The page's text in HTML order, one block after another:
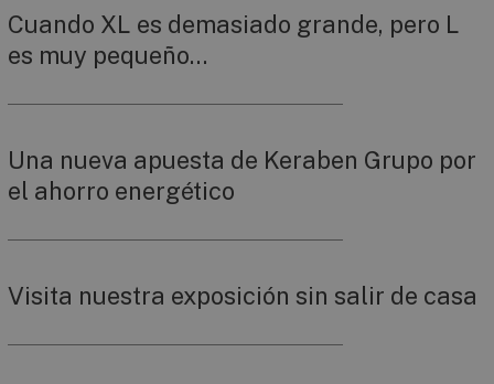
Cuando XL es demasiado grande, pero L
es muy pequeño…
Una nueva apuesta de Keraben Grupo por
el ahorro energético
Visita nuestra exposición sin salir de casa